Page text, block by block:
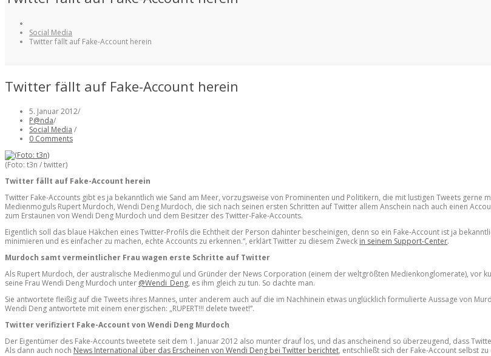
Social Media
Twitter fällt auf Fake-Account herein
Twitter fällt auf Fake-Account herein
5. Januar 2012/
P@nda/
Social Media /
0 Comments
(Foto: t3n / twitter)
Twitter fällt auf Fake-Account herein
Twitter Fake-Accounts gibt es ja bekanntlich wie Sand am Meer, vorzugsweise von Prominenten und Politikern, die mit lustigen Tweets gerne
Medienmoguls Rupert Murdoch, Wendi Deng Murdoch, die sich nach seinen ersten Schritten auf Twitter allem Anschein nach auch einen
zum Erstaunen von Wendi Deng Murdoch und dem Besitzer des Twitter-Fake-Accounts.
Eigentlich soll das blaue Häkchen eines Twitter-Profils die Echtheit der Person dahinter bescheinigen, denn so ein Fake-Account ist ja
minimieren und es einfacher zu machen, echte Accounts zu erkennen.“, erklärt Twitter zu diesem Zweck in seinem Support-Center.
Murdoch samt vermeintlicher Frau wagen erste Schritte auf Twitter
Als Rupert Murdoch, der australische Medienmogul und Gründer der News Corporation (einem der weltgrößten Medienkonglomerate), vor
seine Frau Wendi Deng Murdoch unter @Wendi_Deng, es ihm gleich zu tun. So dachte man.
Sie antwortete fleißig auf die Tweets ihres Mannes, unter anderem auch auf die im Nachhinein etwas unglücklich formulierte Aussage von
Wendi Deng antwortete mit einem energischen: „RUPERT!!! delete tweet!“.
Twitter verifiziert Fake-Account von Wendi Deng Murdoch
Der Eigentümer des Fake-Accounts tweetete seit dem 1. Januar 2012 also munter drauf los, und das anscheinend so überzeugend, dass
Als dann auch noch News International über das Erscheinen von Wendi Deng bei Twitter berichtet, entschließt sich der Fake-Account selbst